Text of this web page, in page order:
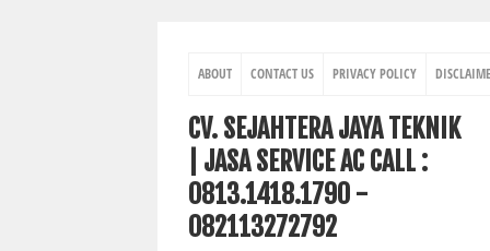
ABOUT CONTACT US PRIVACY POLICY
CV. SEJAHTERA JAYA TEKNIK
| JASA SERVICE AC CALL :
0813.1418.1790 -
082113272792